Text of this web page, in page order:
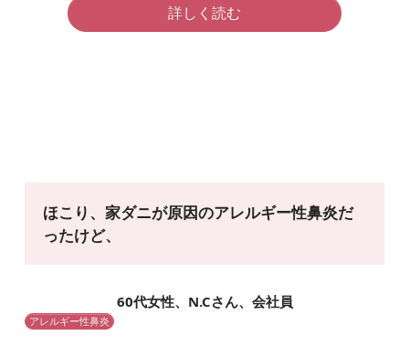
詳しく読む
ほこり、家ダニが原因のアレルギー性鼻炎だ
ったけど、
60代女性、N.Cさん、会社員
アレルギー性鼻炎